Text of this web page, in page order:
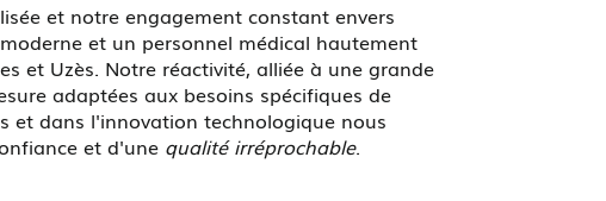
et notre engagement constant envers
et un personnel médical hautement
et Uzès. Notre réactivité, alliée à une grande
adaptées aux besoins spécifiques de
et dans l'innovation technologique nous
et d'une qualité irréprochable.